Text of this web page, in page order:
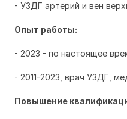
- УЗДГ артерий и вен
Опыт работы:
- 2023 - по настоящее
- 2011-2023, врач УЗДГ,
Повышение